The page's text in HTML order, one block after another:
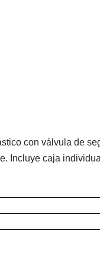
con válvula de
Incluye caja